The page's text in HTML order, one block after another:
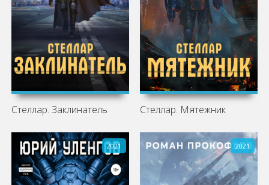
Стеллар. Заклинатель Стеллар. Мятежник
2021 2021